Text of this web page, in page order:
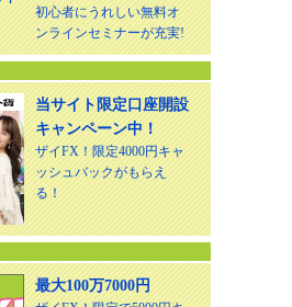
初心者にうれしい無料オ
ンラインセミナーが充実!
当サイト限定口座開設
キャンペーン中！
ザイFX！限定4000円キャ
ッシュバックがもらえ
る！
最大100万7000円